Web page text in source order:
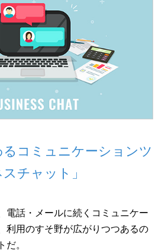
るコミュニケーションツ
チャット」
電話・メールに続くコミュニケー
利用のすそ野が広がりつつあるの
だ。